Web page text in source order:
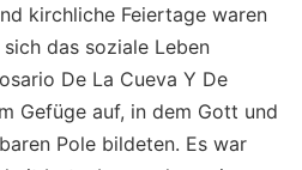
kirchliche Feiertage waren
das soziale Leben
De La Cueva Y De
Gefüge auf, in dem Gott und
Pole bildeten. Es war